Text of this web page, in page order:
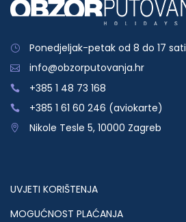
Ponedjeljak-petak od 8 do 17 sati
info@obzorputovanja.hr
+385 1 48 73 168
+385 1 61 60 246 (aviokarte)
Nikole Tesle 5, 10000 Zagreb
UVJETI KORIŠTENJA
MOGUĆNOST PLAĆANJA